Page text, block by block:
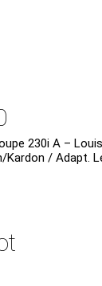
230i A –
Kardon / Adapt.